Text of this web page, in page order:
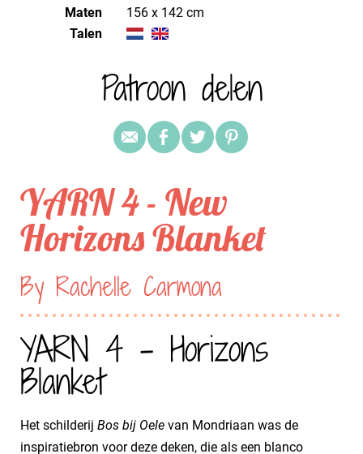
Maten
156 x 142 cm
Talen
Patroon delen
YARN 4 - New
Horizons Blanket
By Rachelle Carmona
YARN 4 - Horizons
Blanket
Het schilderij Bos bij Oele van Mondriaan was de
inspiratiebron voor deze deken, die als een blanco